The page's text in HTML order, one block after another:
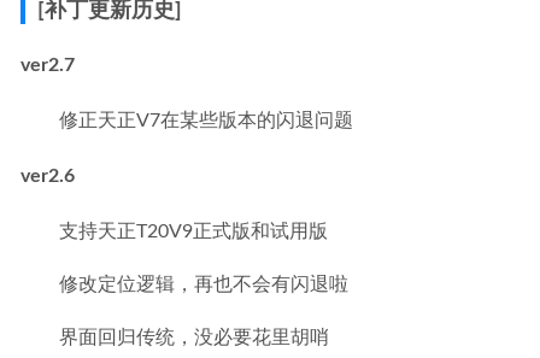
[补丁更新历史]
ver2.7
修正天正V7在某些版本的闪退问题
ver2.6
支持天正T20V9正式版和试用版
修改定位逻辑，再也不会有闪退啦
界面回归传统，没必要花里胡哨